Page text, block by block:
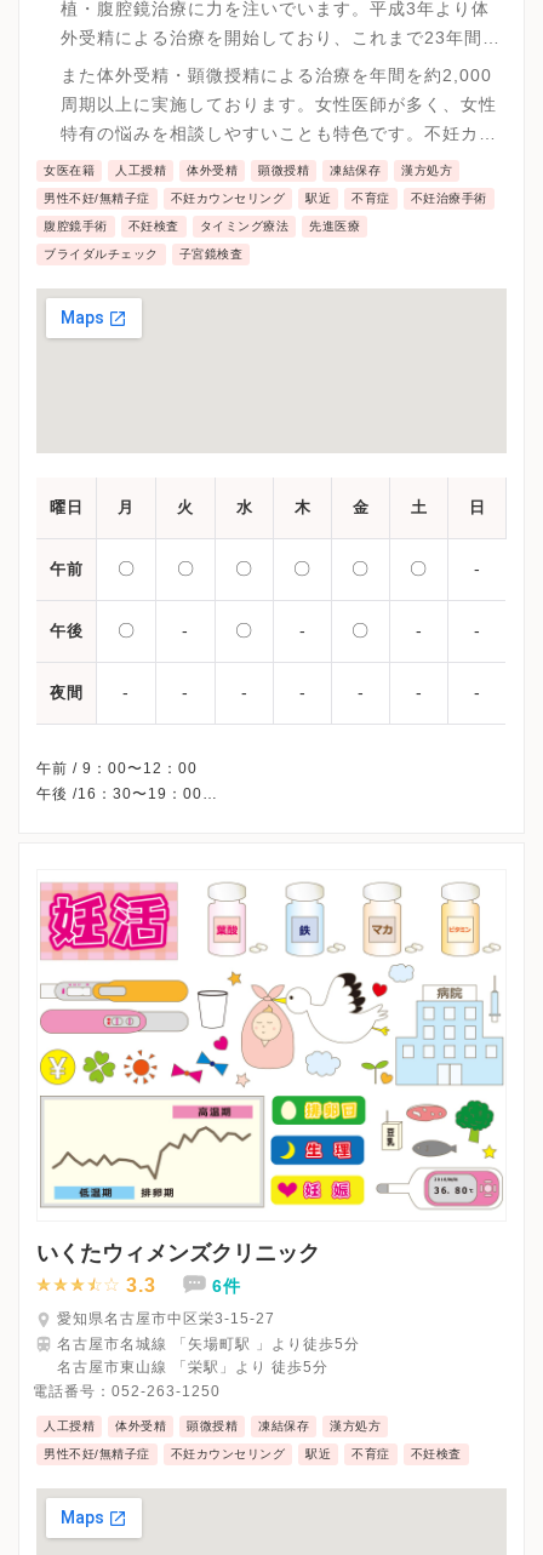
植・腹腔鏡治療に力を注いでいます。平成3年より体
外受精による治療を開始しており、これまで23年間の
実績があります。
また体外受精・顕微授精による治療を年間を約2,000
周期以上に実施しております。女性医師が多く、女性
特有の悩みを相談しやすいことも特色です。不妊カウ
ンセラーによるカウンセリング、医師・看護師による
体外受精勉強会や不妊教室を開いています。
女医在籍 人工授精 体外受精 顕微授精 凍結保存 漢方処方
男性不妊/無精子症 不妊カウンセリング 駅近 不育症 不妊治療手術
腹腔鏡手術 不妊検査 タイミング療法 先進医療
ブライダルチェック 子宮鏡検査
曜日 月 火 水 木 金 土 日
午前 〇 〇 〇 〇 〇 〇 -
午後 〇 - 〇 - 〇 - -
夜間 - - - - - - -
午前 / 9：00〜12：00
午後 /16：30〜19：00
いくたウィメンズクリニック
3.3 6件
愛知県名古屋市中区栄3-15-27
名古屋市名城線 「矢場町駅 」より徒歩5分
名古屋市東山線 「栄駅」より 徒歩5分
電話番号： 052-263-1250
人工授精 体外受精 顕微授精 凍結保存 漢方処方
男性不妊/無精子症 不妊カウンセリング 駅近 不育症 不妊検査